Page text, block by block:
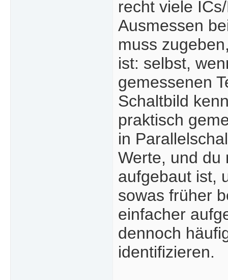
recht viele
Ausmessen
muss
ist: selbst,
gemessenen
Schaltbild
praktisch
in
Werte, und du
aufgebaut ist,
sowas früher
einfacher
dennoch
identifizieren.